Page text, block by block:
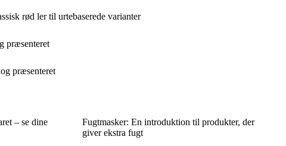
rød ler til urtebaserede varianter
præsenteret
præsenteret
– se dine
Fugtmasker: En introduktion til produkter, der
giver ekstra fugt